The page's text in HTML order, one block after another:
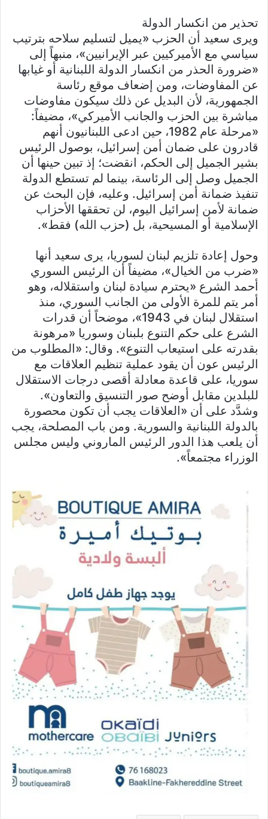
تحذير من انكسار الدولة
ويرى سعيد أن الحزب «يميل لتسليم سلاحه بترتيب
سياسي مع الأميركيين عبر الإيرانيين»، منبهاً إلى
«ضرورة الحذر من انكسار الدولة اللبنانية أو غيابها
عن المفاوضات، ومن إضعاف موقع رئاسة
الجمهورية، لأن البديل عن ذلك سيكون مفاوضات
مباشرة بين الحزب والجانب الأميركي»، مضيفاً:
«مرحلة عام 1982، حين ادعى اللبنانيون أنهم
قادرون على ضمان أمن إسرائيل، بوصول الرئيس
بشير الجميل إلى الحكم، انقضت؛ إذ تبين حينها أن
الجميل وصل إلى الرئاسة، بينما لم تستطع الدولة
تنفيذ ضمانة أمن إسرائيل. وعليه، فإن البحث عن
ضمانة لأمن إسرائيل اليوم، لن تحققها الأحزاب
الإسلامية أو المسيحية، بل (حزب الله) فقط».
وحول إعادة تلزيم لبنان لسوريا، يرى سعيد أنها
«ضرب من الخيال»، مضيفاً أن الرئيس السوري
أحمد الشرع «يحترم سيادة لبنان واستقلاله، وهو
أمر يتم للمرة الأولى من الجانب السوري، منذ
استقلال لبنان في 1943»، موضحاً أن قدرات
الشرع على حكم التنوع بلبنان وسوريا «مرهونة
بقدرته على استيعاب التنوع». وقال: «المطلوب من
الرئيس عون أن يقود عملية تنظيم العلاقات مع
سوريا، على قاعدة معادلة أقصى درجات الاستقلال
للبلدين مقابل أوضح صور التنسيق والتعاون».
وشدَّد على أن «العلاقات يجب أن تكون محصورة
بالدولة اللبنانية والسورية. ومن باب المصلحة، يجب
أن يلعب هذا الدور الرئيس الماروني وليس مجلس
الوزراء مجتمعاً».